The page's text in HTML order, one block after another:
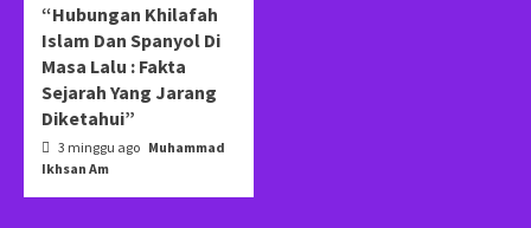
“Hubungan Khilafah
Islam Dan Spanyol Di
Masa Lalu : Fakta
Sejarah Yang Jarang
Diketahui”
3 minggu ago Muhammad
Ikhsan Am